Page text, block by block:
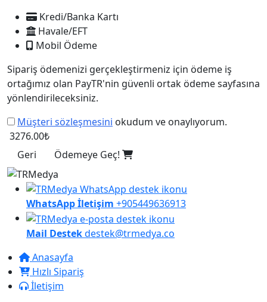
Kredi/Banka Kartı
Havale/EFT
Mobil Ödeme
Sipariş ödemenizi gerçekleştirmeniz için ödeme iş
ortağımız olan PayTR'nin güvenli ortak ödeme sayfasına
yönlendirileceksiniz.
Müşteri sözleşmesini okudum ve onaylıyorum.
3276.00₺
Geri
Ödemeye Geç!
WhatsApp İletişim +905449636913
Mail Destekdestek@trmedya.co
Anasayfa
Hızlı Sipariş
İletişim